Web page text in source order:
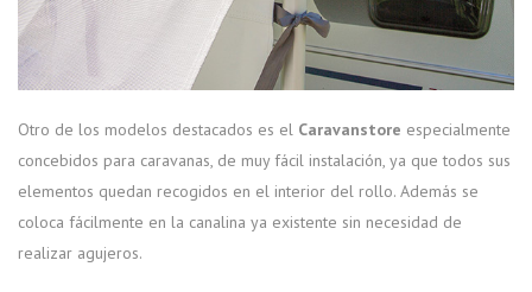
Otro de los modelos destacados es el Caravanstore especialmente
concebidos para caravanas, de muy fácil instalación, ya que todos sus
elementos quedan recogidos en el interior del rollo. Además se
coloca fácilmente en la canalina ya existente sin necesidad de
realizar agujeros.